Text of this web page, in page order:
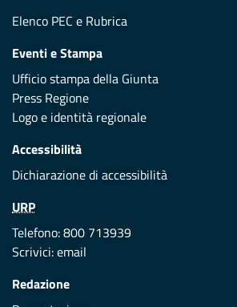
Elenco PEC e Rubrica
Eventi e Stampa
Ufficio stampa della Giunta
Press Regione
Logo e identità regionale
Accessibilità
Dichiarazione di accessibilità
URP
Telefono: 800 713939
Scrivici:email
Redazione